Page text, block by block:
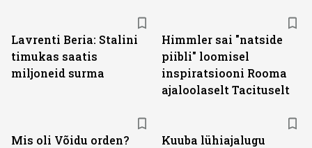
Lavrenti Beria: Stalini
timukas saatis
miljoneid surma
Himmler sai "natside
piibli" loomisel
inspiratsiooni Rooma
ajaloolaselt Tacituselt
Mis oli Võidu orden? Kuuba lühiajalugu